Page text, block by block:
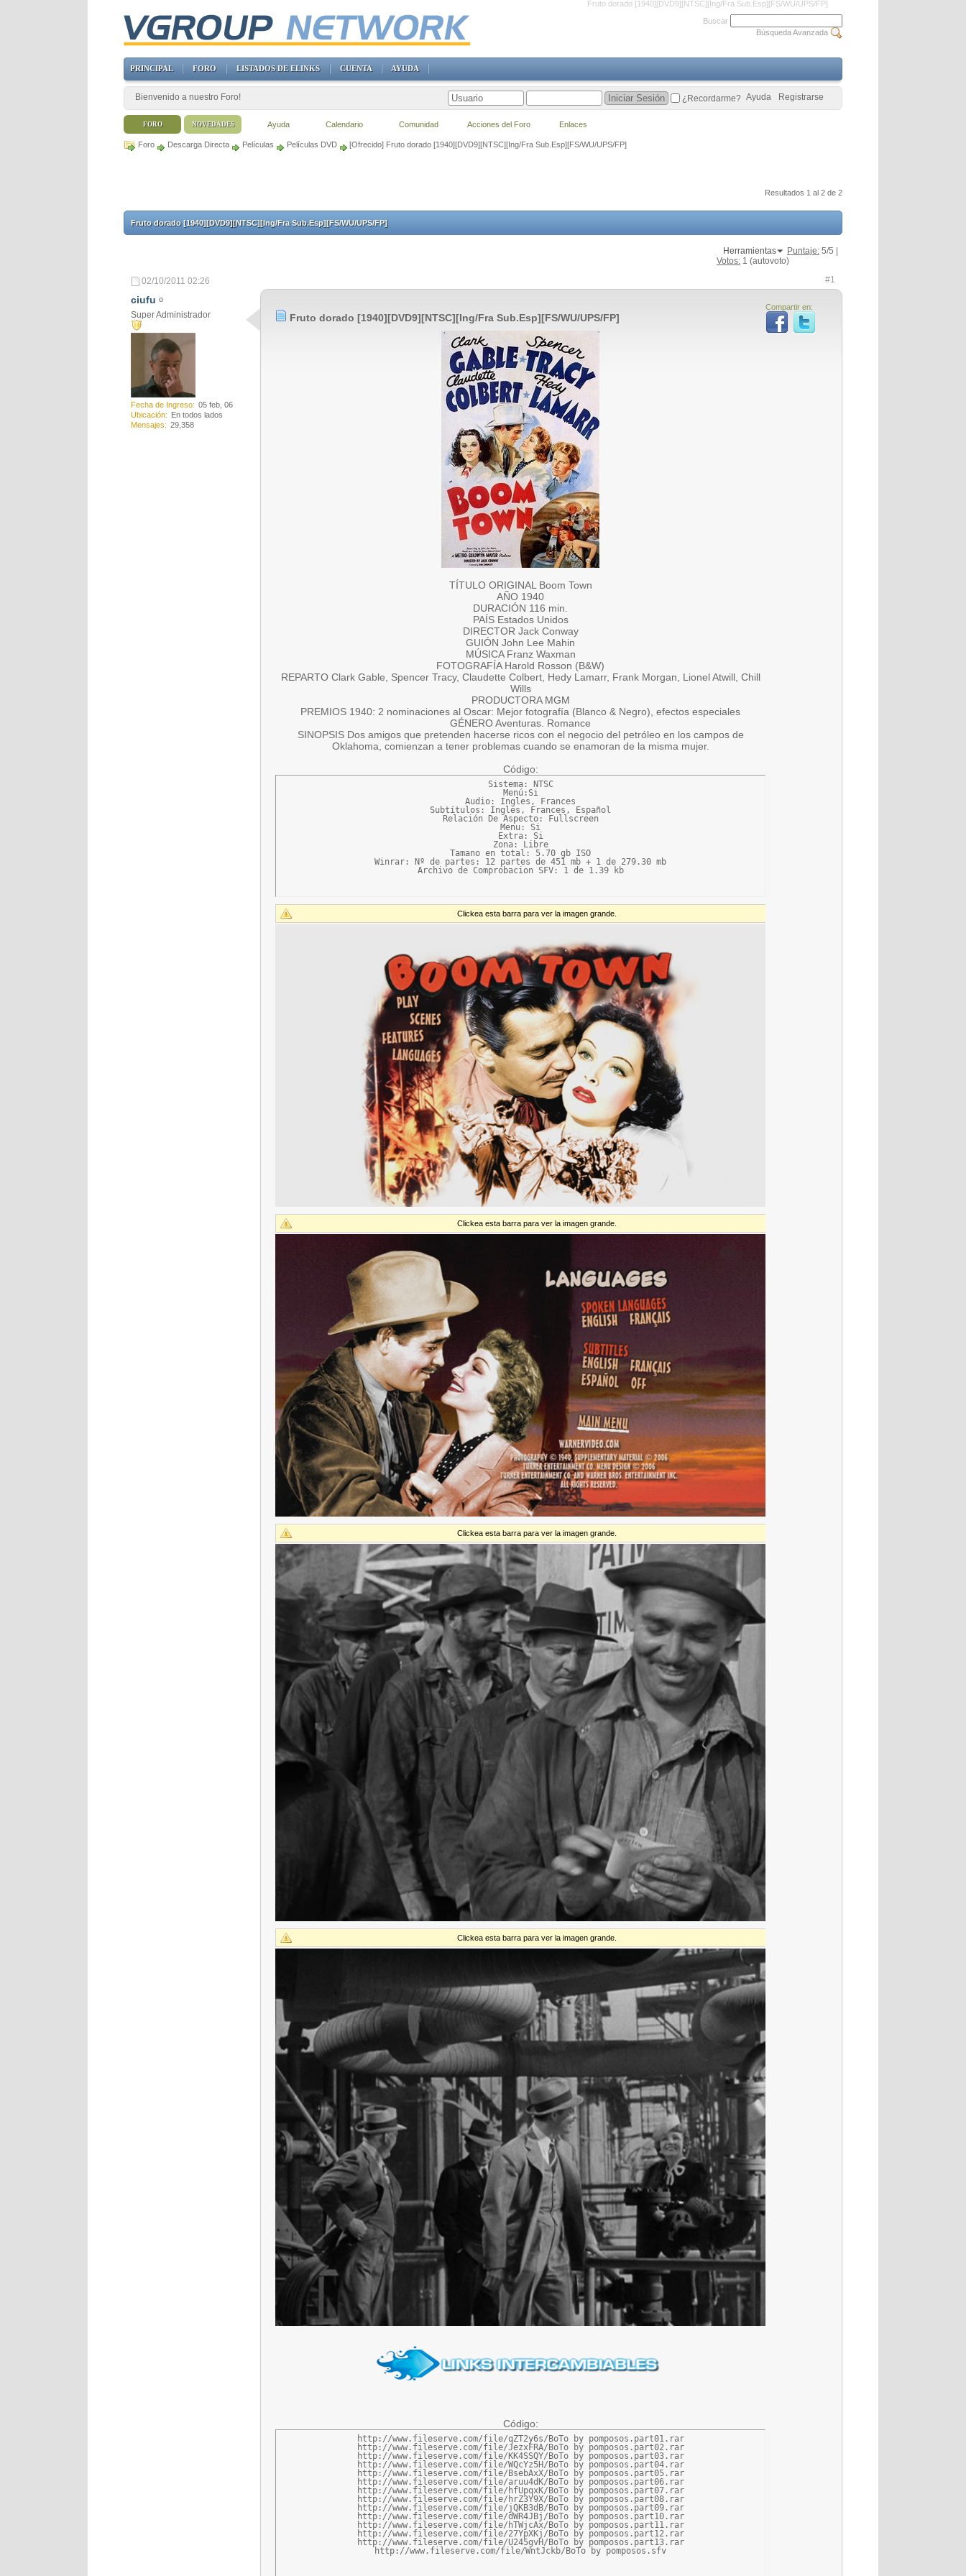
Fruto dorado [1940][DVD9][NTSC][Ing/Fra Sub.Esp][FS/WU/UPS/FP]
Foro Descarga Directa Películas Películas DVD [Ofrecido] Fruto dorado [1940][DVD9][NTSC][Ing/Fra Sub.Esp][FS/WU/UPS/FP]
Resultados 1 al 2 de 2
Fruto dorado [1940][DVD9][NTSC][Ing/Fra Sub.Esp][FS/WU/UPS/FP]
Herramientas Puntaje: 5/5 |
Votos: 1 (autovoto)
02/10/2011 02:26 #1
ciufu
Super Administrador
Fecha de Ingreso
05 feb, 06
Ubicación
En todos lados
Mensajes
29,358
Compartir en:
Fruto dorado [1940][DVD9][NTSC][Ing/Fra Sub.Esp][FS/WU/UPS/FP]
TÍTULO ORIGINAL Boom Town
AÑO 1940
DURACIÓN 116 min.
PAÍS Estados Unidos
DIRECTOR Jack Conway
GUIÓN John Lee Mahin
MÚSICA Franz Waxman
FOTOGRAFÍA Harold Rosson (B&W)
REPARTO Clark Gable, Spencer Tracy, Claudette Colbert, Hedy Lamarr, Frank Morgan, Lionel Atwill, Chill
Wills
PRODUCTORA MGM
PREMIOS 1940: 2 nominaciones al Oscar: Mejor fotografía (Blanco & Negro), efectos especiales
GÉNERO Aventuras. Romance
SINOPSIS Dos amigos que pretenden hacerse ricos con el negocio del petróleo en los campos de
Oklahoma, comienzan a tener problemas cuando se enamoran de la misma mujer.
Código:
Sistema: NTSC
Menú:Si
Audio: Ingles, Frances
Subtítulos: Ingles, Frances, Español
Relación De Aspecto: Fullscreen
Menu: Si
Extra: Si
Zona: Libre
Tamano en total: 5.70 gb ISO
Winrar: Nº de partes: 12 partes de 451 mb + 1 de 279.30 mb
Archivo de Comprobacion SFV: 1 de 1.39 kb
Clickea esta barra para ver la imagen grande.
Clickea esta barra para ver la imagen grande.
Clickea esta barra para ver la imagen grande.
Clickea esta barra para ver la imagen grande.
Código:
http://www.fileserve.com/file/qZT2y6s/BoTo by pomposos.part01.rar
http://www.fileserve.com/file/JezxFRA/BoTo by pomposos.part02.rar
http://www.fileserve.com/file/KK4SSQY/BoTo by pomposos.part03.rar
http://www.fileserve.com/file/WQcYz5H/BoTo by pomposos.part04.rar
http://www.fileserve.com/file/BsebAxX/BoTo by pomposos.part05.rar
http://www.fileserve.com/file/aruu4dK/BoTo by pomposos.part06.rar
http://www.fileserve.com/file/hfUpqxK/BoTo by pomposos.part07.rar
http://www.fileserve.com/file/hrZ3Y9X/BoTo by pomposos.part08.rar
http://www.fileserve.com/file/jQKB3dB/BoTo by pomposos.part09.rar
http://www.fileserve.com/file/dWR4JBj/BoTo by pomposos.part10.rar
http://www.fileserve.com/file/hTWjcAx/BoTo by pomposos.part11.rar
http://www.fileserve.com/file/27YpXKj/BoTo by pomposos.part12.rar
http://www.fileserve.com/file/U245gvH/BoTo by pomposos.part13.rar
http://www.fileserve.com/file/WntJckb/BoTo by pomposos.sfv
Buscar
Búsqueda Avanzada
PRINCIPAL FORO LISTADOS DE ELINKS CUENTA AYUDA
Bienvenido a nuestro Foro! Registrarse
Ayuda
¿Recordarme?
FORO Ayuda Calendario Comunidad Acciones del Foro Enlaces
NOVEDADES